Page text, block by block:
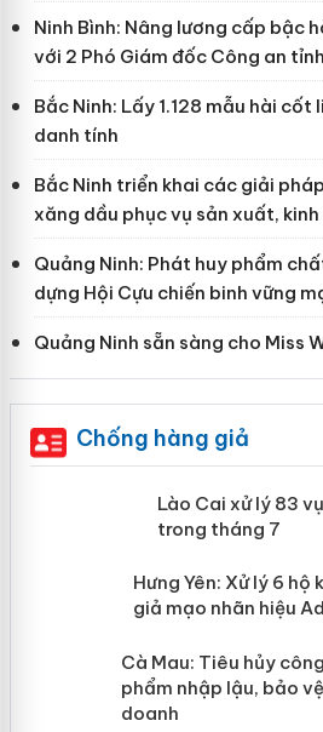
Ninh Bình: Nâng lương cấp bậc
với 2 Phó Giám đốc Công an tỉnh
Bắc Ninh: Lấy 1.128 mẫu hài
danh tính
Bắc Ninh triển khai các giải
xăng dầu phục vụ sản xuất,
Quảng Ninh: Phát huy phẩm
dựng Hội Cựu chiến binh vững
Quảng Ninh sẵn sàng cho Miss
Chống hàng giả
Lào Cai xử lý 83
mại trong tháng 7
Hưng Yên: Xử lý
hàng giả mạo